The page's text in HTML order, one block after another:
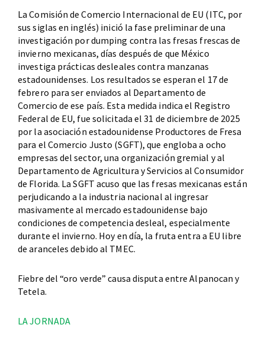
La Comisión de Comercio Internacional de EU (ITC, por
sus siglas en inglés) inició la fase preliminar de una
investigación por dumping contra las fresas frescas de
invierno mexicanas, días después de que México
investiga prácticas desleales contra manzanas
estadounidenses. Los resultados se esperan el 17 de
febrero para ser enviados al Departamento de
Comercio de ese país. Esta medida indica el Registro
Federal de EU, fue solicitada el 31 de diciembre de 2025
por la asociación estadounidense Productores de Fresa
para el Comercio Justo (SGFT), que engloba a ocho
empresas del sector, una organización gremial y al
Departamento de Agricultura y Servicios al Consumidor
de Florida. La SGFT acuso que las fresas mexicanas están
perjudicando a la industria nacional al ingresar
masivamente al mercado estadounidense bajo
condiciones de competencia desleal, especialmente
durante el invierno. Hoy en día, la fruta entra a EU libre
de aranceles debido al TMEC.
Fiebre del “oro verde” causa disputa entre Alpanocan y
Tetela.
LA JORNADA